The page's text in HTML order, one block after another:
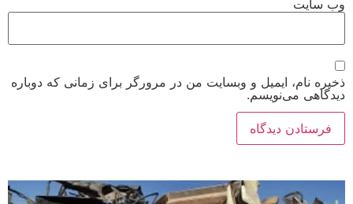
وب‌ سایت
ذخیره نام، ایمیل و وبسایت من در مرورگر برای زمانی که دوباره
دیدگاهی می‌نویسم.